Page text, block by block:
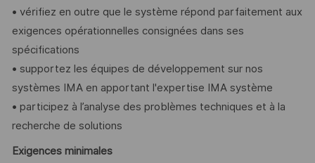
• vérifiez en outre que le système répond parfaitement aux
exigences opérationnelles consignées dans ses
spécifications
• supportez les équipes de développement sur nos
systèmes IMA en apportant l'expertise IMA système
• participez à l’analyse des problèmes techniques et à la
recherche de solutions
Exigences minimales